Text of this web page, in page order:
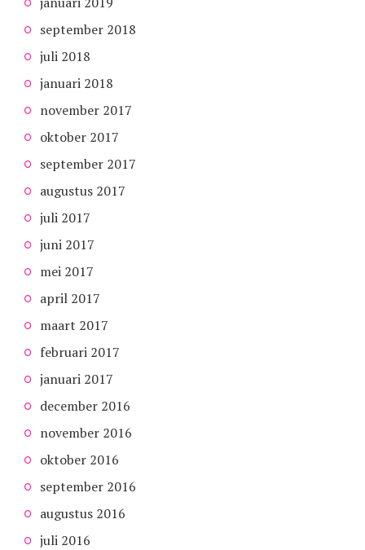
september 2018
juli 2018
januari 2018
november 2017
oktober 2017
september 2017
augustus 2017
juli 2017
juni 2017
mei 2017
april 2017
maart 2017
februari 2017
januari 2017
december 2016
november 2016
oktober 2016
september 2016
augustus 2016
juli 2016